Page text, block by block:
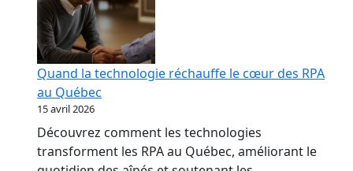
Quand la technologie réchauffe le cœur des RPA
au Québec
15 avril 2026
Découvrez comment les technologies
transforment les RPA au Québec, améliorant le